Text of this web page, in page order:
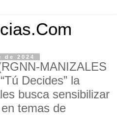
de 2024
MANIZALES
Decides” la
busca sensibilizar
temas de